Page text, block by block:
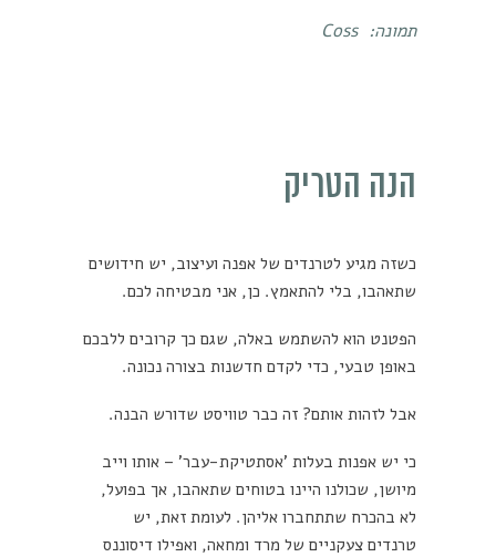
תמונה:Coss
הנה הטריק
כשזה מגיע לטרנדים של אפנה ועיצוב, יש חידושים
שתאהבו, בלי להתאמץ. כן, אני מבטיחה לכם.
הפטנט הוא להשתמש באלה, שגם כך קרובים ללבכם
באופן טבעי, כדי לקדם חדשנות בצורה נכונה.
אבל לזהות אותם? זה כבר טוויסט שדורש הבנה.
כי יש אפנות בעלות 'אסתטיקת-עבר' – אותו וייב
מיושן, שכולנו היינו בטוחים שתאהבו, אך בפועל,
לא בהכרח שתתחברו אליהן. לעומת זאת, יש
טרנדים צעקניים של מרד ומחאה, ואפילו דיסוננס